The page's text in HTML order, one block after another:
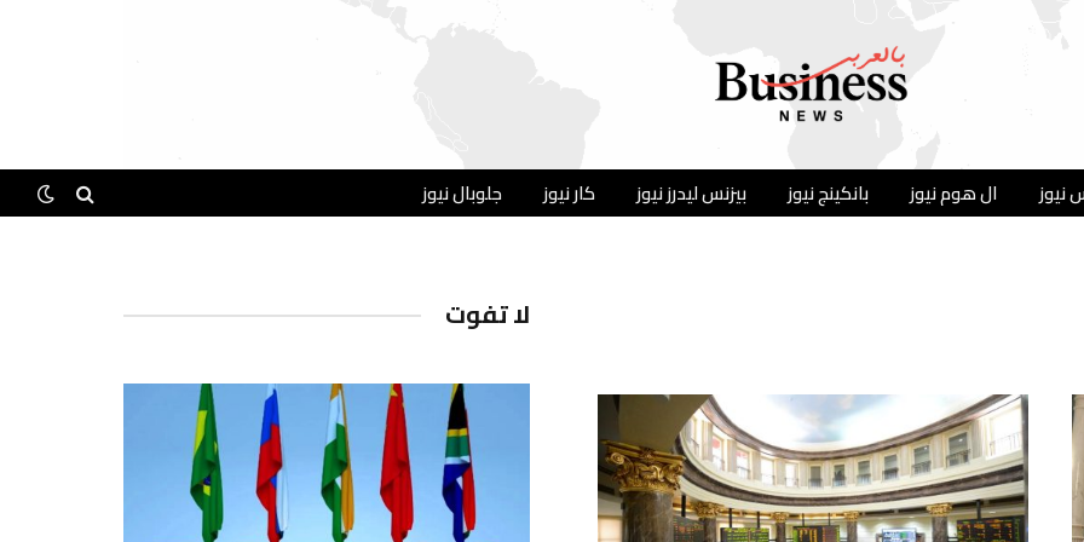
نيوز ال هوم نيوز بانكينج نيوز بيزنس ليدرز نيوز كار نيوز جلوبال نيوز
لا تفوت